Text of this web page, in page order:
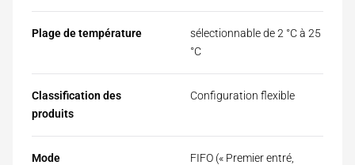
Plage de température
sélectionnable de 2 °C à 25
°C
Classification des
produits
Configuration flexible
Mode
FIFO (« Premier entré,